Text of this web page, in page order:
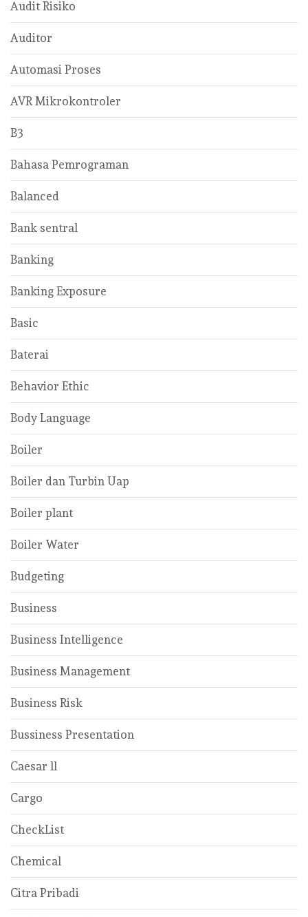
Audit Risiko
Auditor
Automasi Proses
AVR Mikrokontroler
B3
Bahasa Pemrograman
Balanced
Bank sentral
Banking
Banking Exposure
Basic
Baterai
Behavior Ethic
Body Language
Boiler
Boiler dan Turbin Uap
Boiler plant
Boiler Water
Budgeting
Business
Business Intelligence
Business Management
Business Risk
Bussiness Presentation
Caesar ll
Cargo
CheckList
Chemical
Citra Pribadi